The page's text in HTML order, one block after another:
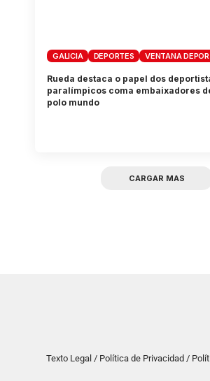
GALICIA DEPORTES VENTANA
Rueda destaca o papel dos
paralímpicos coma embaixadores
polo mundo
CARGAR MAS
Texto Legal / Política de Privacidad /